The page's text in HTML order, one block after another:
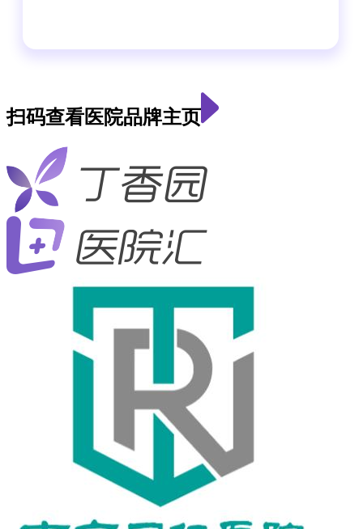
扫码查看医院品牌主页